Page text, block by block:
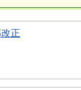
正